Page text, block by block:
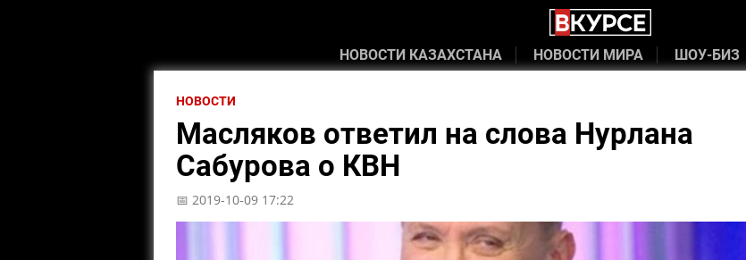
НОВОСТИ КАЗАХСТАНА НОВОСТИ МИРА ШОУ-БИЗ
НОВОСТИ
Масляков ответил на слова Нурлана
Сабурова о КВН
📅 2019-10-09 17:22